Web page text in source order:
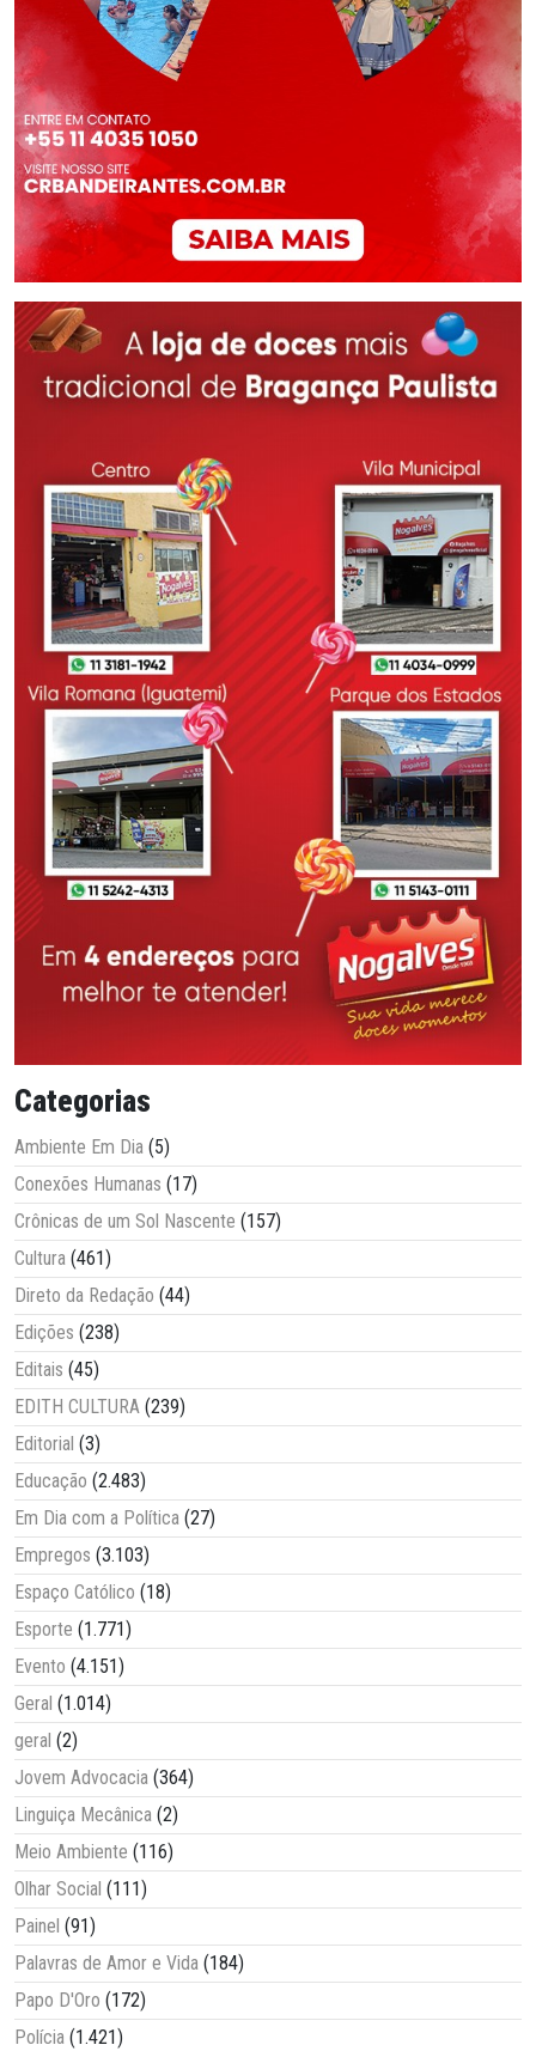
Categorias
Ambiente Em Dia (5)
Conexões Humanas (17)
Crônicas de um Sol Nascente (157)
Cultura (461)
Direto da Redação (44)
Edições (238)
Editais (45)
EDITH CULTURA (239)
Editorial (3)
Educação (2.483)
Em Dia com a Política (27)
Empregos (3.103)
Espaço Católico (18)
Esporte (1.771)
Evento (4.151)
Geral (1.014)
geral (2)
Jovem Advocacia (364)
Linguiça Mecânica (2)
Meio Ambiente (116)
Olhar Social (111)
Painel (91)
Palavras de Amor e Vida (184)
Papo D'Oro (172)
Polícia (1.421)